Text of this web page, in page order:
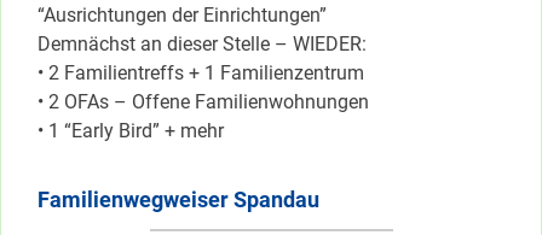
“Ausrichtungen der Einrichtungen”
Demnächst an dieser Stelle – WIEDER:
• 2 Familientreffs + 1 Familienzentrum
• 2 OFAs – Offene Familienwohnungen
• 1 “Early Bird” + mehr
Familienwegweiser Spandau